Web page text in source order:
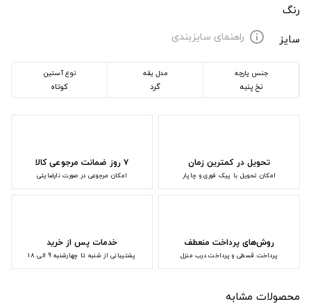
رنگ
سایز
info راهنمای سایزبندی
جنس پارچه
نخ پنبه
مدل یقه
گرد
نوع آستین
کوتاه
تحویل در کمترین زمان
امکان تحویل با پیک فوری و چاپار
۷ روز ضمانت مرجوعی کالا
امکان مرجوعی در صورت نارضایتی
روش‌های پرداخت منعطف
پرداخت قسطی و پرداخت درب منزل
خدمات پس از خرید
پشتیبانی از شنبه تا چهارشنبه 9 الی 18
محصولات مشابه